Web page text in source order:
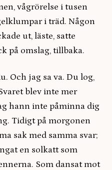
vågrörelse i tusen
i träd. Någon
ut, läste, satte
på omslag, tillbaka.
Och jag sa va. Du log,
blev inte mer
hann inte påminna dig
Tidigt på morgonen
sak med samma svar;
en solkatt som
Som dansat mot